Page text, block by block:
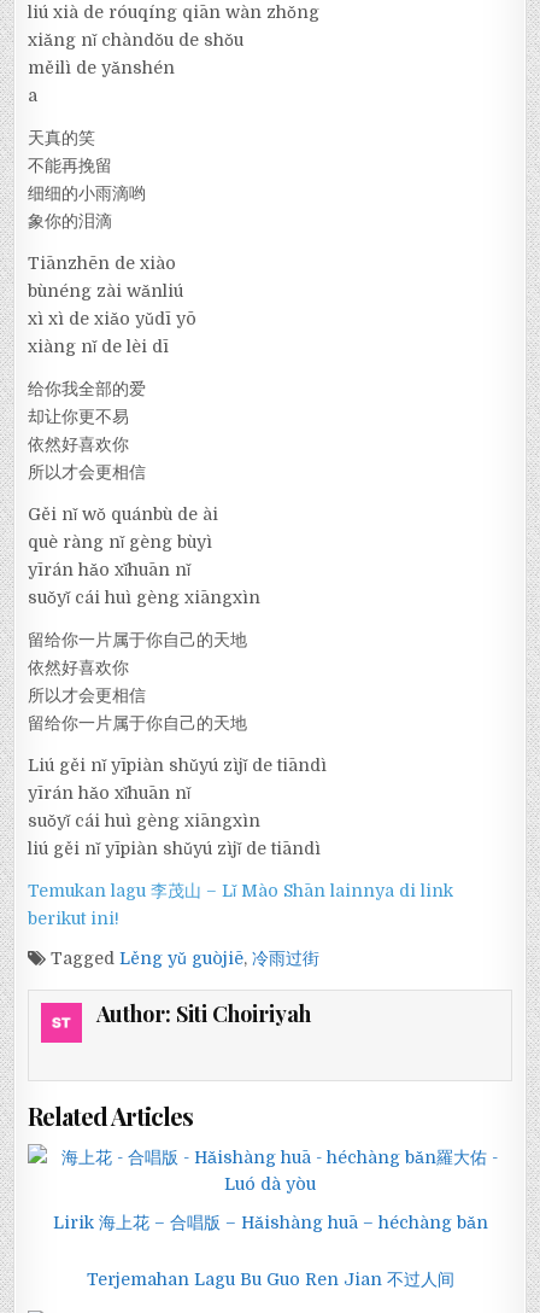
liú xià de róuqíng qiān wàn zhǒng
xiǎng nǐ chàndǒu de shǒu
měilì de yǎnshén
a
天真的笑
不能再挽留
细细的小雨滴哟
象你的泪滴
Tiānzhēn de xiào
bùnéng zài wǎnliú
xì xì de xiǎo yǔdī yō
xiàng nǐ de lèi dī
给你我全部的爱
却让你更不易
依然好喜欢你
所以才会更相信
Gěi nǐ wǒ quánbù de ài
què ràng nǐ gèng bùyì
yīrán hǎo xǐhuān nǐ
suǒyǐ cái huì gèng xiāngxìn
留给你一片属于你自己的天地
依然好喜欢你
所以才会更相信
留给你一片属于你自己的天地
Liú gěi nǐ yīpiàn shǔyú zìjǐ de tiāndì
yīrán hǎo xǐhuān nǐ
suǒyǐ cái huì gèng xiāngxìn
liú gěi nǐ yīpiàn shǔyú zìjǐ de tiāndì
Temukan lagu 李茂山 – Lǐ Mào Shān lainnya di link
berikut ini!
TaggedLěng yǔ guòjiē,冷雨过街
Author: Siti Choiriyah
Related Articles
Lirik 海上花 – 合唱版 – Hǎishàng huā – héchàng bǎn
Terjemahan Lagu Bu Guo Ren Jian 不过人间